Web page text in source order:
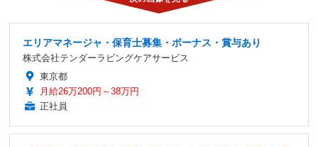
エリアマネージャ・保育士募集・ボーナス・賞与あり
株式会社テンダーラビングケアサービス
東京都
月給26万200円～38万円
正社員